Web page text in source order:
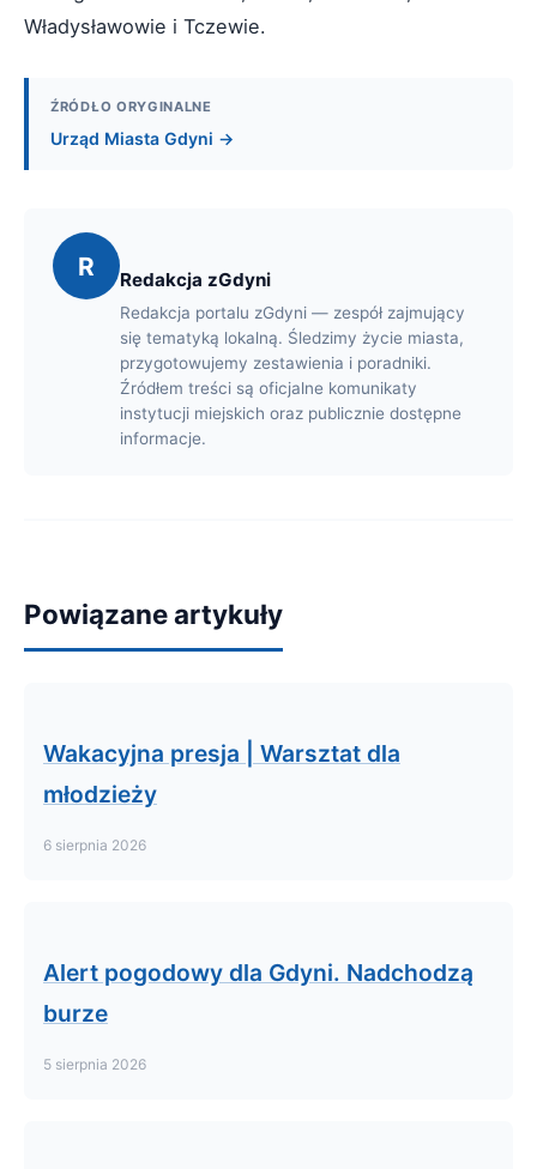
Władysławowie i Tczewie.
ŹRÓDŁO ORYGINALNE
Urząd Miasta Gdyni →
R Redakcja zGdyni
Redakcja portalu zGdyni — zespół zajmujący
się tematyką lokalną. Śledzimy życie miasta,
przygotowujemy zestawienia i poradniki.
Źródłem treści są oficjalne komunikaty
instytucji miejskich oraz publicznie dostępne
informacje.
Powiązane artykuły
Wakacyjna presja | Warsztat dla
młodzieży
6 sierpnia 2026
Alert pogodowy dla Gdyni. Nadchodzą
burze
5 sierpnia 2026